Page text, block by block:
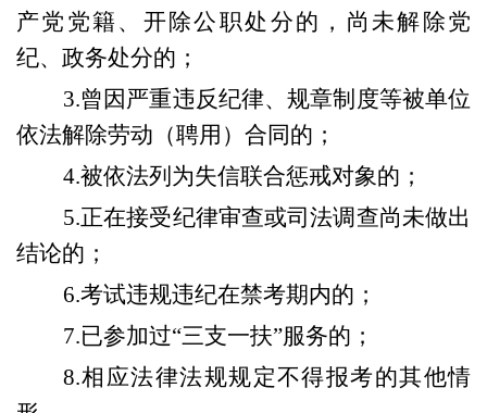
产党党籍、开除公职处分的，尚未解除党
纪、政务处分的 ；
3.曾因严重违反纪律、规章制度等被单位
依法解除劳动（聘用）合同的 ；
4.被依法列为失信联合惩戒对象的 ；
5.正在接受纪律审查或司法调查尚未做出
结论的 ；
6.考试违规违纪在禁考期内的 ；
7.已参加过“三支一扶”服务的 ；
8.相应法律法规规定不得报考的其他情